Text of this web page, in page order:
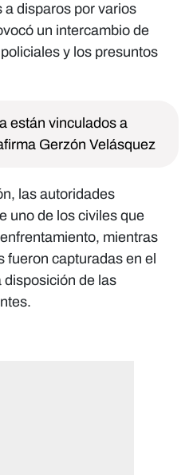
disparos por varios
un intercambio de
y los presuntos
están vinculados a
Gerzón Velásquez
las autoridades
uno de los civiles que
mientras
fueron capturadas en el
disposición de las